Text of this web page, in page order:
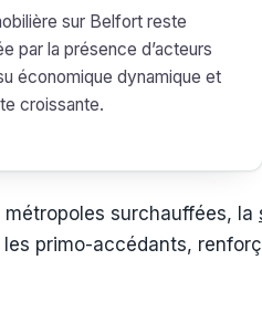
sur Belfort reste
par la présence d’acteurs
économique dynamique et
croissante.
surchauffées, la
primo-accédants,